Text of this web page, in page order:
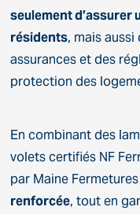
seulement d’assurer
résidents, mais
assurances et des
protection des
En combinant des
volets certifiés NF
par Maine
renforcée, tout en